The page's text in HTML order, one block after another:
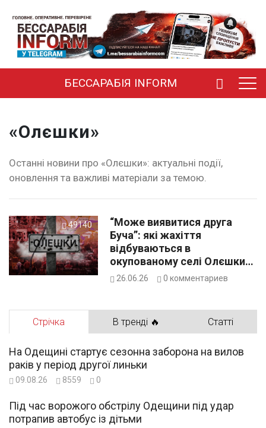
БЕССАРАБІЯ INFORM
«Олєшки»
Останні новини про «Олєшки»: актуальні події,
оновлення та важливі матеріали за темою.
49140
“Може виявитися друга
Буча”: які жахіття
відбуваються в
окупованому селі Олєшки
на Херсонщині
26.06.26 0 комментариев
Стрічка В тренді 🔥 Статті
На Одещині стартує сезонна заборона на вилов
раків у період другої линьки
09.08.26 8559 0
Під час ворожого обстрілу Одещини під удар
потрапив автобус із дітьми